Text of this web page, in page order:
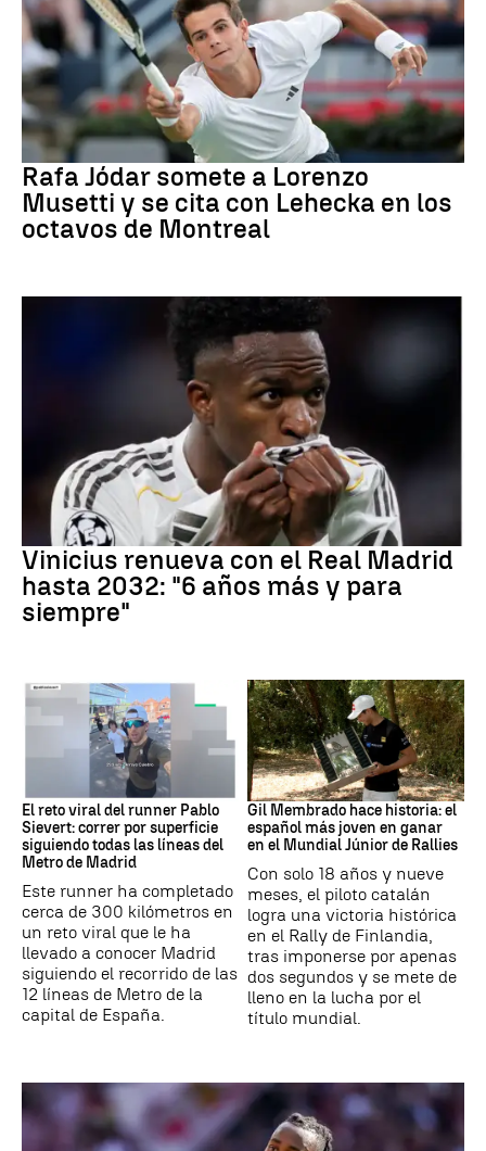
Tenis
Rafa Jódar somete a Lorenzo
Musetti y se cita con Lehecka en los
octavos de Montreal
Vinicius Jr
Vinicius renueva con el Real Madrid
hasta 2032: "6 años más y para
siempre"
El reto viral del runner Pablo
Sievert: correr por superficie
siguiendo todas las líneas del
Metro de Madrid
Este runner ha completado
cerca de 300 kilómetros en
un reto viral que le ha
llevado a conocer Madrid
siguiendo el recorrido de las
12 líneas de Metro de la
capital de España.
Rally
Gil Membrado hace historia: el
español más joven en ganar
en el Mundial Júnior de Rallies
Con solo 18 años y nueve
meses, el piloto catalán
logra una victoria histórica
en el Rally de Finlandia,
tras imponerse por apenas
dos segundos y se mete de
lleno en la lucha por el
título mundial.